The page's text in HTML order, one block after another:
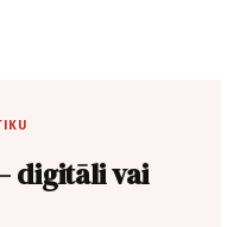
digitāli vai